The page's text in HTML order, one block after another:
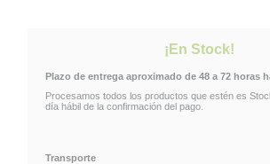
VARITA COLECCIÓN OLLIVANDERS
¡En Stock!
Plazo de entrega aproximado de 48 a 72 horas
Procesamos todos los productos que estén es
día hábil de la confirmación del pago.
Transporte